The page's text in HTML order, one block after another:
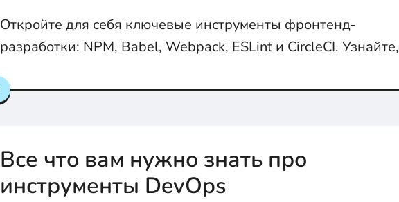
Откройте для себя ключевые инструменты фронтенд-
разработки: NPM, Babel, Webpack, ESLint и CircleCI. Узнайте,
распространенные проблемы и повышая качество кода.
Все что вам нужно знать про
инструменты DevOps